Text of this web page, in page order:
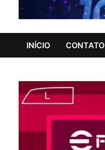
INÍCIO CONTATO